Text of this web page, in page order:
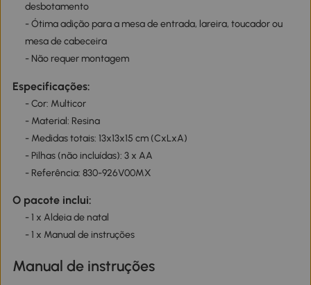
desbotamento
- Ótima adição para a mesa de entrada, lareira, toucador ou
mesa de cabeceira
- Não requer montagem
Especificações:
- Cor: Multicor
- Material: Resina
- Medidas totais: 13x13x15 cm (CxLxA)
- Pilhas (não incluídas): 3 x AA
- Referência: 830-926V00MX
O pacote inclui:
- 1 x Aldeia de natal
- 1 x Manual de instruções
Manual de instruções